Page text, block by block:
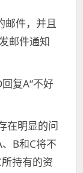
件，并且
邮件通知
复A“不好
在明显的问
B和C将不
持有的资